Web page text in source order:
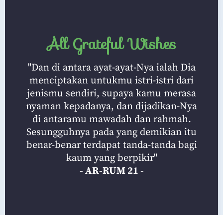
All Grateful Wishes
"Dan di antara ayat-ayat-Nya ialah Dia
menciptakan untukmu istri-istri dari
jenismu sendiri, supaya kamu merasa
nyaman kepadanya, dan dijadikan-Nya
di antaramu mawadah dan rahmah.
Sesungguhnya pada yang demikian itu
benar-benar terdapat tanda-tanda bagi
kaum yang berpikir"
- AR-RUM 21 -